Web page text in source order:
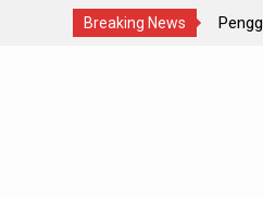
Breaking News
Penggantian STNK Hilang